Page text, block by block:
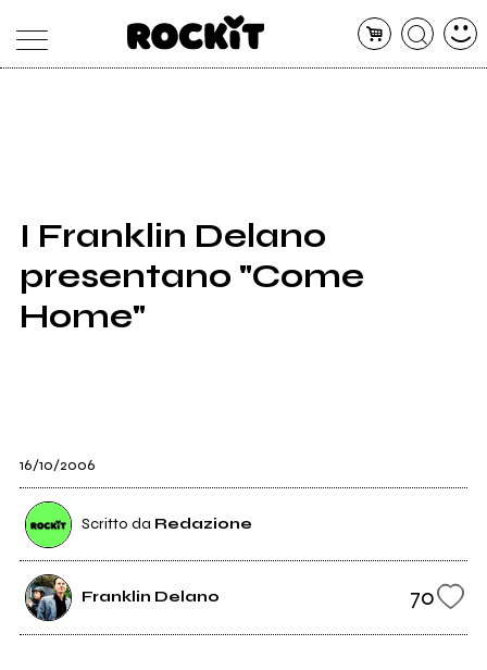
SHOP
RADIO
I Franklin Delano
presentano "Come
Home"
16/10/2006
Scritto da Redazione
Franklin Delano 70